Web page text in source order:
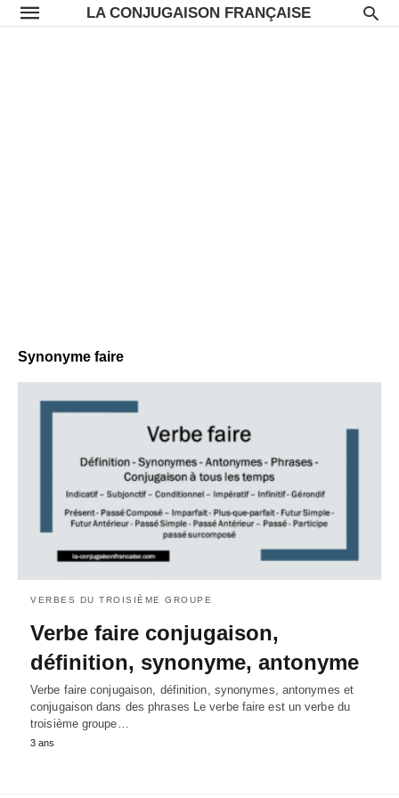
LA CONJUGAISON FRANÇAISE
Synonyme faire
VERBES DU TROISIÈME GROUPE
Verbe faire conjugaison,
définition, synonyme, antonyme
Verbe faire conjugaison, définition, synonymes, antonymes et
conjugaison dans des phrases Le verbe faire est un verbe du
troisième groupe…
3 ans